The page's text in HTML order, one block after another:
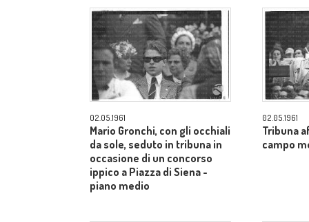
02.05.1961
Mario Gronchi, con gli occhiali
da sole, seduto in tribuna in
occasione di un concorso
ippico a Piazza di Siena -
piano medio
02.05.1961
Tribuna
campo